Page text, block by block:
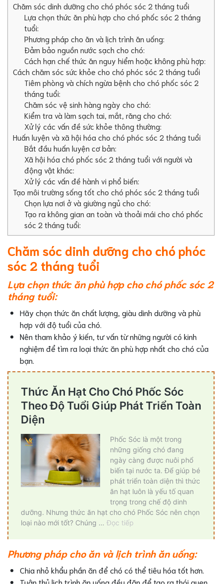
Chăm sóc dinh dưỡng cho chó phóc sóc 2 tháng tuổi
Lựa chọn thức ăn phù hợp cho chó phốc sóc 2 tháng
tuổi:
Phương pháp cho ăn và lịch trình ăn uống:
Đảm bảo nguồn nước sạch cho chó:
Cách hạn chế thức ăn nguy hiểm hoặc không phù hợp:
Cách chăm sóc sức khỏe cho chó phóc sóc 2 tháng tuổi
Tiêm phòng và chích ngừa bệnh cho chó phốc sóc 2
tháng tuổi:
Chăm sóc vệ sinh hàng ngày cho chó:
Kiểm tra và làm sạch tai, mắt, răng cho chó:
Xử lý các vấn đề sức khỏe thông thường:
Huấn luyện và xã hội hóa cho chó phóc sóc 2 tháng tuổi
Bắt đầu huấn luyện cơ bản:
Xã hội hóa chó phốc sóc 2 tháng tuổi với người và
động vật khác:
Xử lý các vấn đề hành vi phổ biến:
Tạo môi trường sống tốt cho chó phóc sóc 2 tháng tuổi
Chọn lựa nơi ở và giường ngủ cho chó:
Tạo ra không gian an toàn và thoải mái cho chó phốc
sóc 2 tháng tuổi:
Chăm sóc dinh dưỡng cho chó phóc
sóc 2 tháng tuổi
Lựa chọn thức ăn phù hợp cho chó phốc sóc 2
tháng tuổi:
Hãy chọn thức ăn chất lượng, giàu dinh dưỡng và phù
hợp với độ tuổi của chó.
Nên tham khảo ý kiến, tư vấn từ những người có kinh
nghiệm để tìm ra loại thức ăn phù hợp nhất cho chó của
bạn.
Phương pháp cho ăn và lịch trình ăn uống:
Chia nhỏ khẩu phần ăn để chó có thể tiêu hóa tốt hơn.
Tuân thủ lịch trình ăn uống đều đặn để tạo ra thói quen